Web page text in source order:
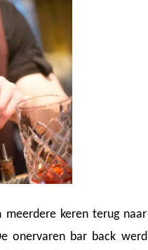
meerdere keren terug naar
onervaren bar back werd